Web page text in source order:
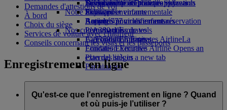
Boissons
Notre flotte
Boeing 777
L’A380 d’Emirates
L’A350 d’Emirates
Emirates Executive
Plan des sièges
Divertissements pour les enfants
Jouets pour enfants
Activités pour les enfants
La durabilité en pratique
Politique environnementale
Rapports environnementaux
Nos communautés
La Fondation Emirates AirlineLa
Fondation Emirates Airline Opens an
external link in a new tab
Parrainages
Se connecter à Emirates Skywards
Skywards+
Téléphone portable et l'application
Emirates
Annuler ou modifier une réservation
Perturbations de vols
À propos d’Emirates
Demandes d'attestions de vol
À bord
Choix du siège
Services de voiture avec chauffeur
Conseils concernant les visas et les passeports
Enregistrement en ligne
Qu'est-ce que l'enregistrement en ligne ? Quand
et où puis-je l’utiliser ?